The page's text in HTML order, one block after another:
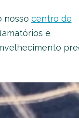
nosso centro de
e